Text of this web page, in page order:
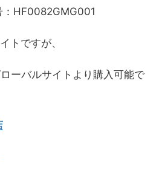
：HF0082GMG001
トですが、
ーバルサイトより購入可能で